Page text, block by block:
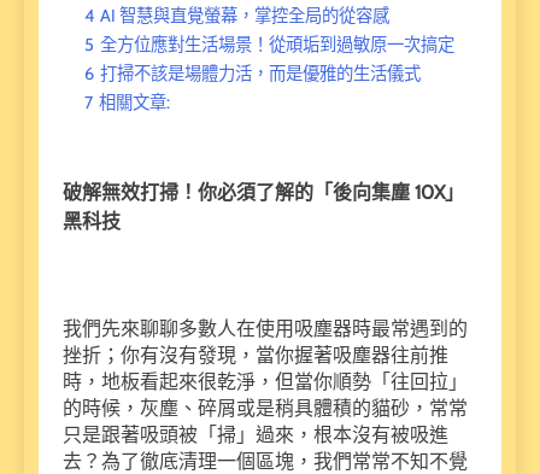
4 AI 智慧與直覺螢幕，掌控全局的從容感
5 全方位應對生活場景！從頑垢到過敏原一次搞定
6 打掃不該是場體力活，而是優雅的生活儀式
7 相關文章:
破解無效打掃！你必須了解的「後向集塵 10X」
黑科技
我們先來聊聊多數人在使用吸塵器時最常遇到的
挫折；你有沒有發現，當你握著吸塵器往前推
時，地板看起來很乾淨，但當你順勢「往回拉」
的時候，灰塵、碎屑或是稍具體積的貓砂，常常
只是跟著吸頭被「掃」過來，根本沒有被吸進
去？為了徹底清理一個區塊，我們常常不知不覺